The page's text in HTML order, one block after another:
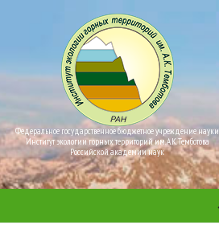
Федеральное государственное бюджетное учреждение науки
Институт экологии горных территорий им. А.К. Темботова
Российской академии наук